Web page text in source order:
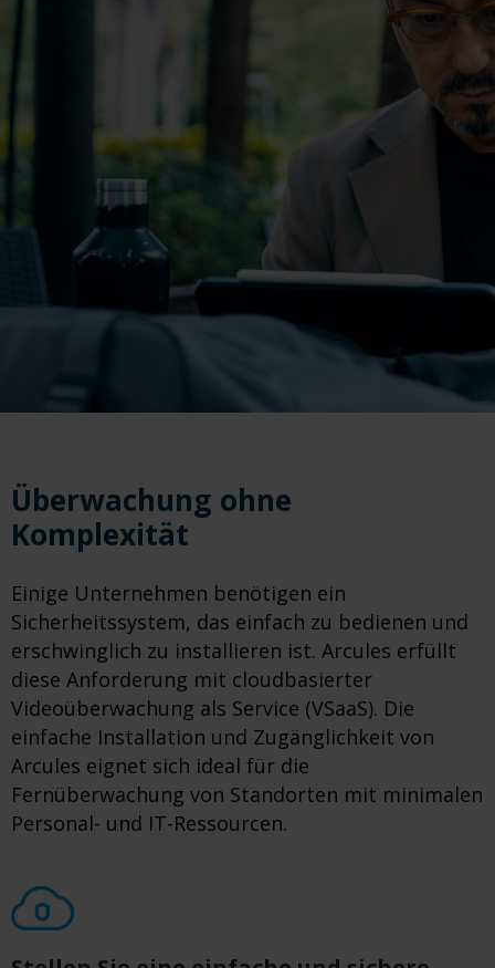
Überwachung ohne
Komplexität
Einige Unternehmen benötigen ein
Sicherheitssystem, das einfach zu bedienen und
erschwinglich zu installieren ist. Arcules erfüllt
diese Anforderung mit cloudbasierter
Videoüberwachung als Service (VSaaS). Die
einfache Installation und Zugänglichkeit von
Arcules eignet sich ideal für die
Fernüberwachung von Standorten mit minimalen
Personal- und IT-Ressourcen.